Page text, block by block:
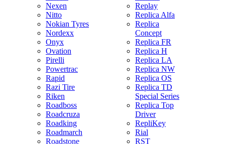
Nexen
Nitto
Nokian Tyres
Nordexx
Onyx
Ovation
Pirelli
Powertrac
Rapid
Razi Tire
Riken
Roadboss
Roadcruza
Roadking
Roadmarch
Roadstone
Replay
Replica Alfa
Replica
Concept
Replica FR
Replica H
Replica LA
Replica NW
Replica OS
Replica TD
Special Series
Replica Top
Driver
RepliKey
Rial
RST